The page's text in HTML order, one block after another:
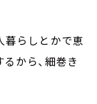
暮らしとかで恵
から、細巻き